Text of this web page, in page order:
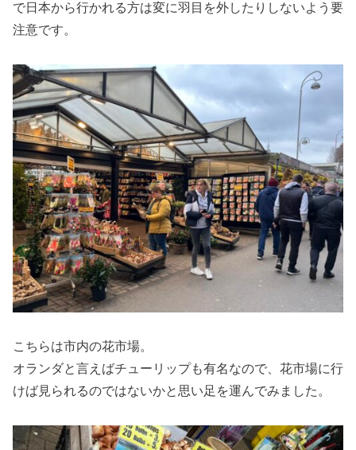
で日本から行かれる方は変に羽目を外したりしないよう要
注意です。
こちらは市内の花市場。
オランダと言えばチューリップも有名なので、花市場に行
けば見られるのではないかと思い足を運んでみました。